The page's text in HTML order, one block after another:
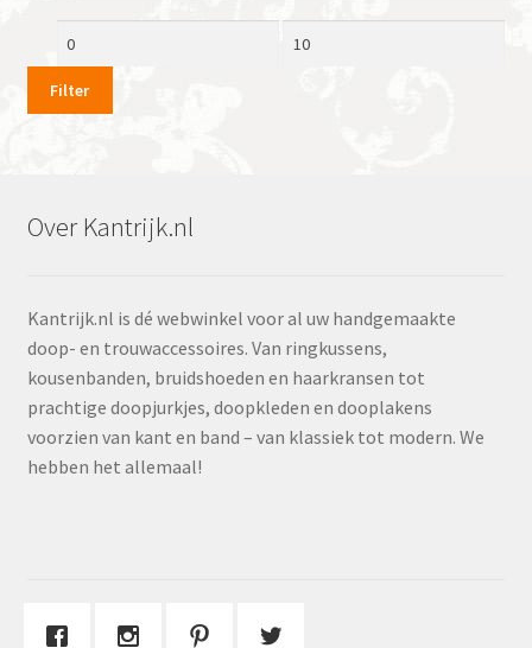
Min.
Max.
Filter
Over Kantrijk.nl
Kantrijk.nl is dé webwinkel voor al uw handgemaakte
doop- en trouwaccessoires. Van ringkussens,
kousenbanden, bruidshoeden en haarkransen tot
prachtige doopjurkjes, doopkleden en dooplakens
voorzien van kant en band – van klassiek tot modern. We
hebben het allemaal!